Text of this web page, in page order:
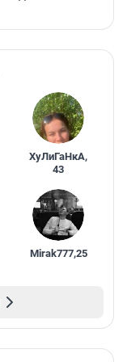
ХуЛиГаНкА,
43
Mirak777,25